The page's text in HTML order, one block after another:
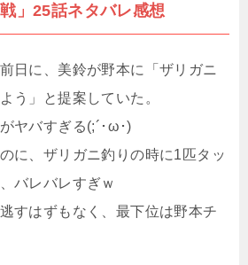
」25話ネタバレ感想
日に、美鈴が野本に「ザリガニ
う」と提案していた。
ヤバすぎる(;´･ω･)
に、ザリガニ釣りの時に1匹タッ
バレバレすぎｗ
すはずもなく、最下位は野本チ